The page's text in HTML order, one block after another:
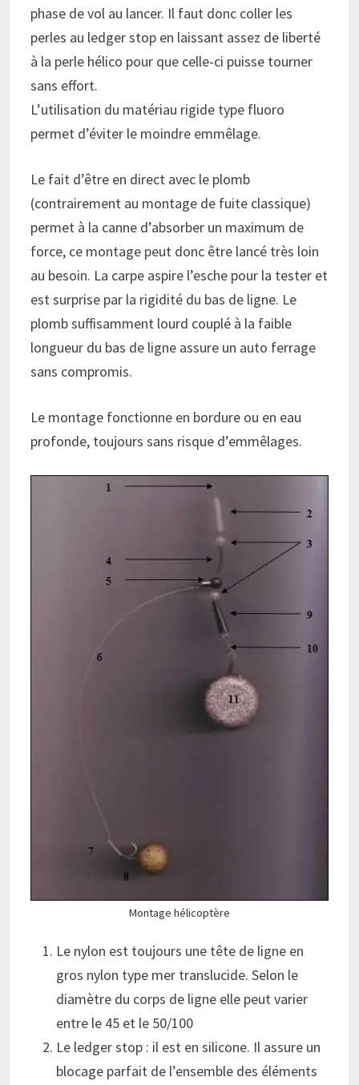
phase de vol au lancer. Il faut donc coller les
perles au ledger stop en laissant assez de liberté
à la perle hélico pour que celle-ci puisse tourner
sans effort.
L’utilisation du matériau rigide type fluoro
permet d’éviter le moindre emmêlage.
Le fait d’être en direct avec le plomb
(contrairement au montage de fuite classique)
permet à la canne d’absorber un maximum de
force, ce montage peut donc être lancé très loin
au besoin. La carpe aspire l’esche pour la tester et
est surprise par la rigidité du bas de ligne. Le
plomb suffisamment lourd couplé à la faible
longueur du bas de ligne assure un auto ferrage
sans compromis.
Le montage fonctionne en bordure ou en eau
profonde, toujours sans risque d’emmêlages.
Montage hélicoptère
Le nylon est toujours une tête de ligne en
gros nylon type mer translucide. Selon le
diamètre du corps de ligne elle peut varier
entre le 45 et le 50/100
Le ledger stop : il est en silicone. Il assure un
blocage parfait de l’ensemble des éléments